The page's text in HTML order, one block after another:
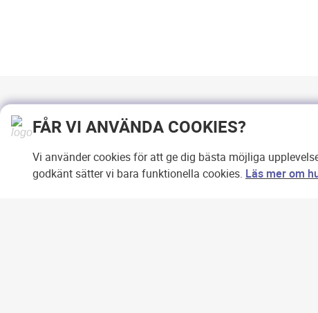
FÅR VI ANVÄNDA COOKIES?
Vi använder cookies för att ge dig bästa möjliga
godkänt sätter vi bara funktionella cookies. Läs mer om